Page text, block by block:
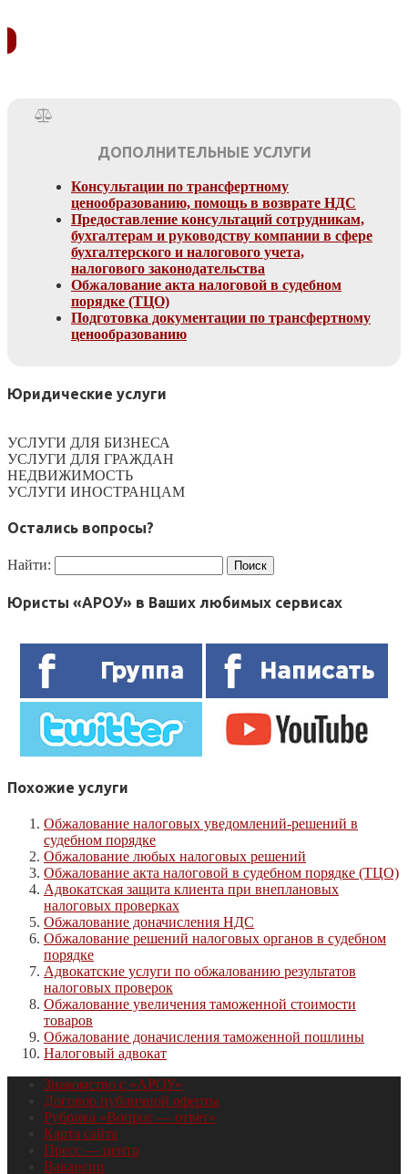
ДОПОЛНИТЕЛЬНЫЕ УСЛУГИ
Консультации по трансфертному
ценообразованию, помощь в возврате НДС
Предоставление консультаций сотрудникам,
бухгалтерам и руководству компании в сфере
бухгалтерского и налогового учета,
налогового законодательства
Обжалование акта налоговой в судебном
порядке (ТЦО)
Подготовка документации по трансфертному
ценообразованию
Юридические услуги
УСЛУГИ ДЛЯ БИЗНЕСА
УСЛУГИ ДЛЯ ГРАЖДАН
НЕДВИЖИМОСТЬ
УСЛУГИ ИНОСТРАНЦАМ
Остались вопросы?
Найти:
Юристы «АРОУ» в Ваших любимых сервисах
Похожие услуги
Обжалование налоговых уведомлений-решений в
судебном порядке
Обжалование любых налоговых решений
Обжалование акта налоговой в судебном порядке (ТЦО)
Адвокатская защита клиента при внеплановых
налоговых проверках
Обжалование доначисления НДС
Обжалование решений налоговых органов в судебном
порядке
Адвокатские услуги по обжалованию результатов
налоговых проверок
Обжалование увеличения таможенной стоимости
товаров
Обжалование доначисления таможенной пошлины
Налоговый адвокат
Знакомство с «АРОУ»
Договор публичной оферты
Рубрика «Вопрос — ответ»
Карта сайта
Пресс — центр
Вакансии